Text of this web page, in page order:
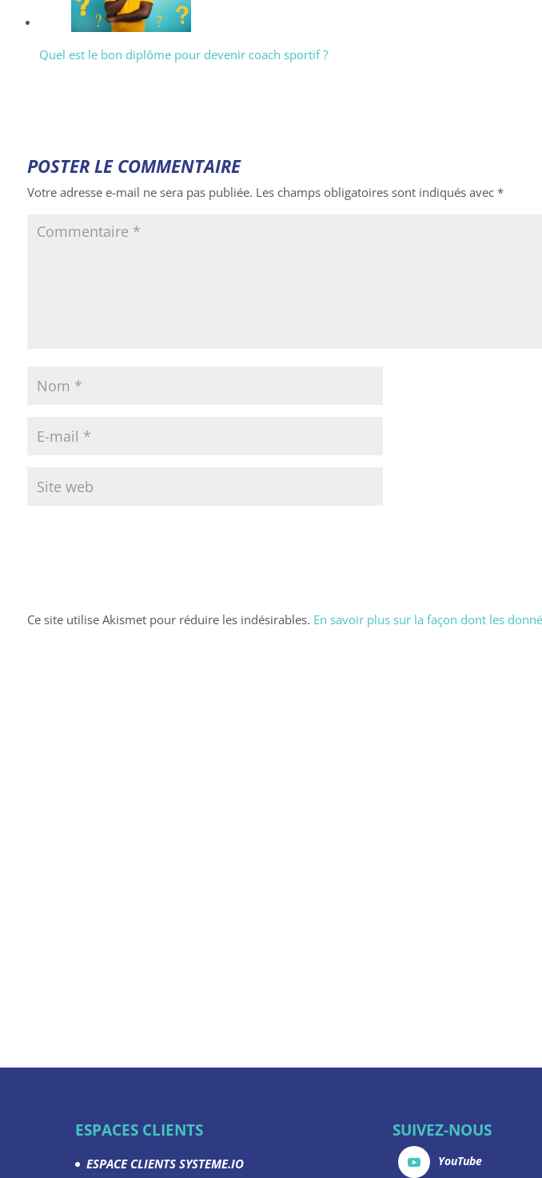
Quel est le bon diplôme pour devenir coach sportif ?
POSTER LE COMMENTAIRE
Votre adresse e-mail ne sera pas publiée. Les champs obligatoires sont indiqués avec *
Ce site utilise Akismet pour réduire les indésirables. En savoir plus sur la façon dont les
ESPACES CLIENTS
ESPACE CLIENTS SYSTEME.IO
SUIVEZ-NOUS
YouTube